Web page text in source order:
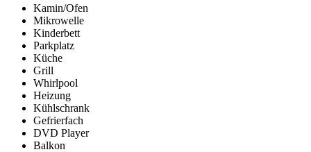
Kamin/Ofen
Mikrowelle
Kinderbett
Parkplatz
Küche
Grill
Whirlpool
Heizung
Kühlschrank
Gefrierfach
DVD Player
Balkon